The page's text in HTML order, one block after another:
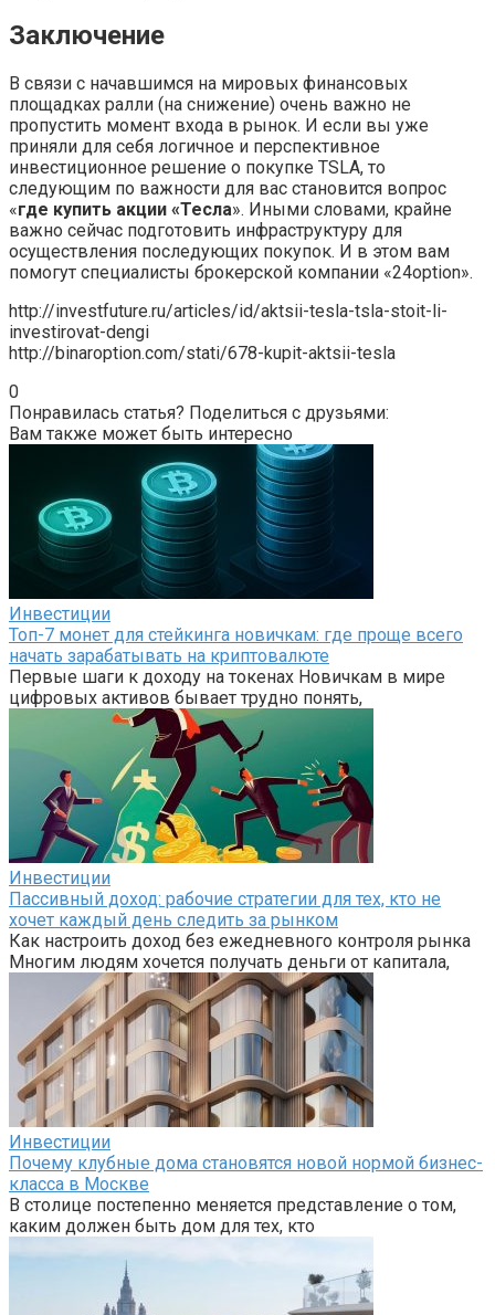
Заключение
В связи с начавшимся на мировых финансовых
площадках ралли (на снижение) очень важно не
пропустить момент входа в рынок. И если вы уже
приняли для себя логичное и перспективное
инвестиционное решение о покупке TSLA, то
следующим по важности для вас становится вопрос
«где купить акции «Тесла». Иными словами, крайне
важно сейчас подготовить инфраструктуру для
осуществления последующих покупок. И в этом вам
помогут специалисты брокерской компании «24option».
http://investfuture.ru/articles/id/aktsii-tesla-tsla-stoit-li-
investirovat-dengi
http://binaroption.com/stati/678-kupit-aktsii-tesla
0
Понравилась статья? Поделиться с друзьями:
Вам также может быть интересно
Инвестиции
Топ-7 монет для стейкинга новичкам: где проще всего
начать зарабатывать на криптовалюте
Первые шаги к доходу на токенах Новичкам в мире
цифровых активов бывает трудно понять,
Инвестиции
Пассивный доход: рабочие стратегии для тех, кто не
хочет каждый день следить за рынком
Как настроить доход без ежедневного контроля рынка
Многим людям хочется получать деньги от капитала,
Инвестиции
Почему клубные дома становятся новой нормой бизнес-
класса в Москве
В столице постепенно меняется представление о том,
каким должен быть дом для тех, кто